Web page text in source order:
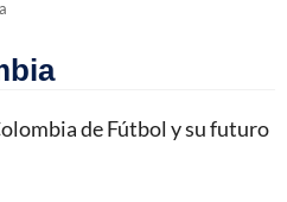
de Fútbol y su futuro